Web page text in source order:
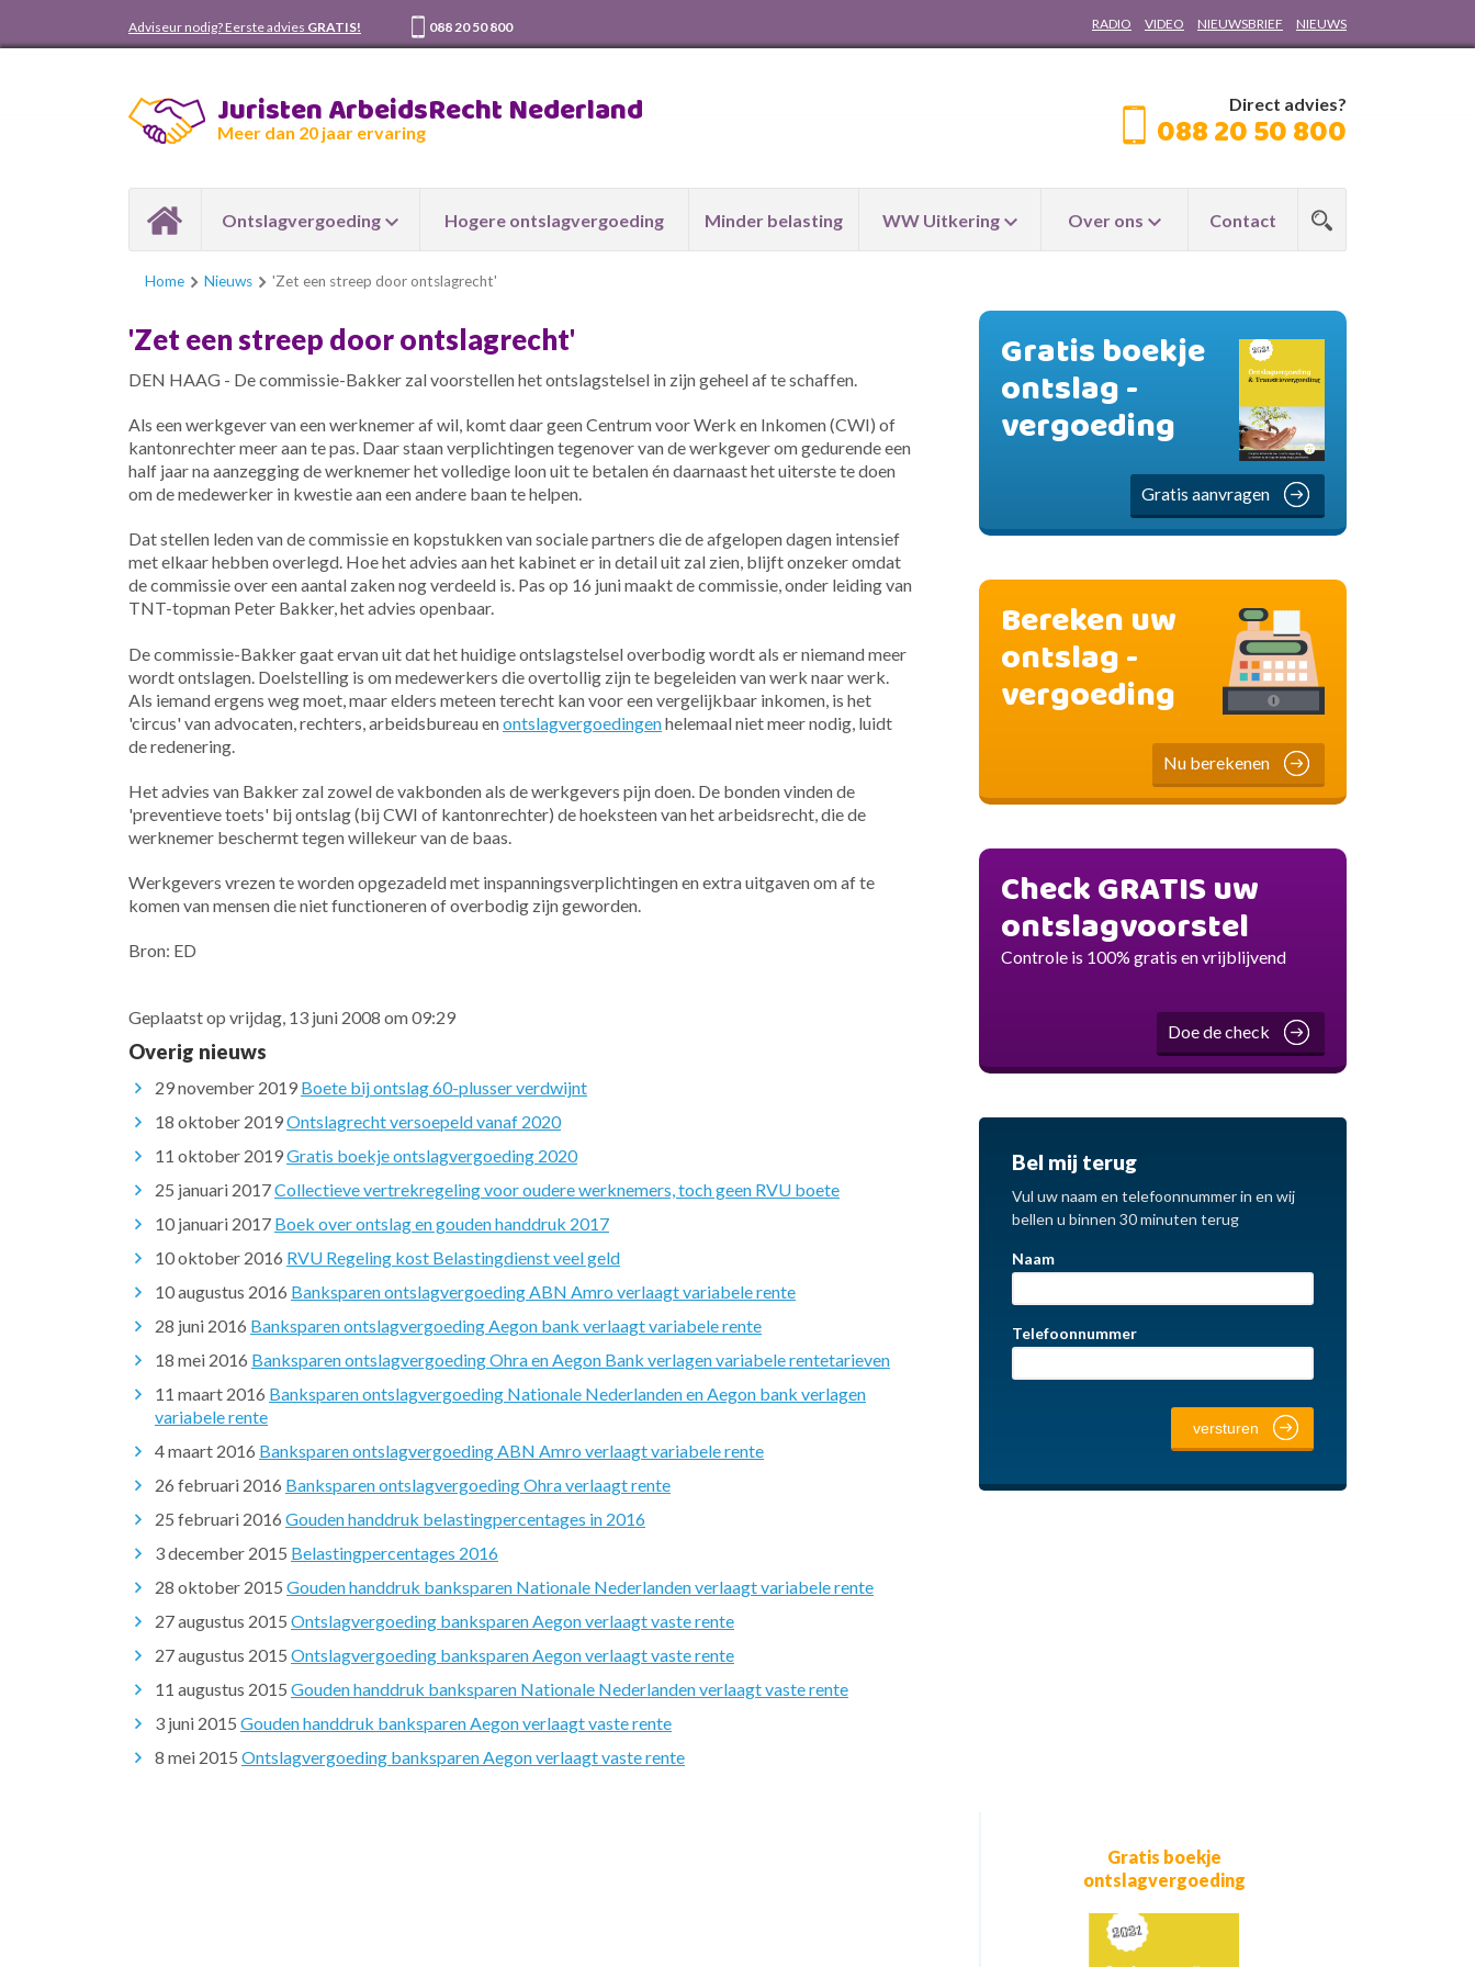
Adviseur nodig? Eerste advies GRATIS! 088 20 50 800 RADIO VIDEO NIEUWSBRIEF NIEUWS
Juristen ArbeidsRecht Nederland
Meer dan 20 jaar ervaring
Direct advies?
088 20 50 800
Ontslagvergoeding Hogere ontslagvergoeding Minder belasting WW Uitkering Over ons Contact
Home Nieuws 'Zet een streep door ontslagrecht'
'Zet een streep door ontslagrecht'
DEN HAAG - De commissie-Bakker zal voorstellen het ontslagstelsel in zijn geheel af te schaffen.
Als een werkgever van een werknemer af wil, komt daar geen Centrum voor Werk en Inkomen (CWI) of
kantonrechter meer aan te pas. Daar staan verplichtingen tegenover van de werkgever om gedurende een
half jaar na aanzegging de werknemer het volledige loon uit te betalen én daarnaast het uiterste te doen
om de medewerker in kwestie aan een andere baan te helpen.
Dat stellen leden van de commissie en kopstukken van sociale partners die de afgelopen dagen intensief
met elkaar hebben overlegd. Hoe het advies aan het kabinet er in detail uit zal zien, blijft onzeker omdat
de commissie over een aantal zaken nog verdeeld is. Pas op 16 juni maakt de commissie, onder leiding van
TNT-topman Peter Bakker, het advies openbaar.
De commissie-Bakker gaat ervan uit dat het huidige ontslagstelsel overbodig wordt als er niemand meer
wordt ontslagen. Doelstelling is om medewerkers die overtollig zijn te begeleiden van werk naar werk.
Als iemand ergens weg moet, maar elders meteen terecht kan voor een vergelijkbaar inkomen, is het
'circus' van advocaten, rechters, arbeidsbureau enontslagvergoedingenhelemaal niet meer nodig, luidt
de redenering.
Het advies van Bakker zal zowel de vakbonden als de werkgevers pijn doen. De bonden vinden de
'preventieve toets' bij ontslag (bij CWI of kantonrechter) de hoeksteen van het arbeidsrecht, die de
werknemer beschermt tegen willekeur van de baas.
Werkgevers vrezen te worden opgezadeld met inspanningsverplichtingen en extra uitgaven om af te
komen van mensen die niet functioneren of overbodig zijn geworden.
Bron: ED
Geplaatst op vrijdag, 13 juni 2008 om 09:29
Overig nieuws
29 november 2019 Boete bij ontslag 60-plusser verdwijnt
18 oktober 2019Ontslagrecht versoepeld vanaf 2020
11 oktober 2019Gratis boekje ontslagvergoeding 2020
25 januari 2017Collectieve vertrekregeling voor oudere werknemers, toch geen RVU boete
10 januari 2017 Boek over ontslag en gouden handdruk 2017
10 oktober 2016 RVU Regeling kost Belastingdienst veel geld
10 augustus 2016 Banksparen ontslagvergoeding ABN Amro verlaagt variabele rente
28 juni 2016 Banksparen ontslagvergoeding Aegon bank verlaagt variabele rente
18 mei 2016 Banksparen ontslagvergoeding Ohra en Aegon Bank verlagen variabele rentetarieven
11 maart 2016 Banksparen ontslagvergoeding Nationale Nederlanden en Aegon bank verlagen
variabele rente
4 maart 2016 Banksparen ontslagvergoeding ABN Amro verlaagt variabele rente
26 februari 2016 Banksparen ontslagvergoeding Ohra verlaagt rente
25 februari 2016 Gouden handdruk belastingpercentages in 2016
3 december 2015 Belastingpercentages 2016
28 oktober 2015 Gouden handdruk banksparen Nationale Nederlanden verlaagt variabele rente
27 augustus 2015 Ontslagvergoeding banksparen Aegon verlaagt vaste rente
27 augustus 2015 Ontslagvergoeding banksparen Aegon verlaagt vaste rente
11 augustus 2015 Gouden handdruk banksparen Nationale Nederlanden verlaagt vaste rente
3 juni 2015 Gouden handdruk banksparen Aegon verlaagt vaste rente
8 mei 2015 Ontslagvergoeding banksparen Aegon verlaagt vaste rente
Gratis boekje
ontslag -
vergoeding
Gratis aanvragen
Bereken uw
ontslag -
vergoeding
Nu berekenen
Check GRATIS uw
ontslagvoorstel
Controle is 100% gratis en vrijblijvend
Doe de check
Bel mij terug
Vul uw naam en telefoonnummer in en wij
bellen u binnen 30 minuten terug
Naam
Telefoonnummer
Gratis boekje
ontslagvergoeding